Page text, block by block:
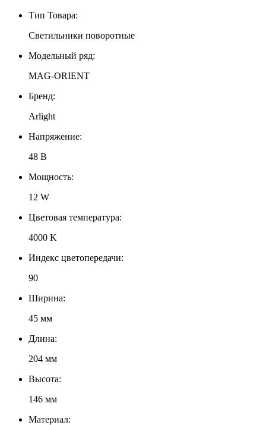
Тип Товара:
Светильники поворотные
Модельный ряд:
MAG-ORIENT
Бренд:
Arlight
Напряжение:
48 В
Мощность:
12 W
Цветовая температура:
4000 K
Индекс цветопередачи:
90
Ширина:
45 мм
Длина:
204 мм
Высота:
146 мм
Материал: